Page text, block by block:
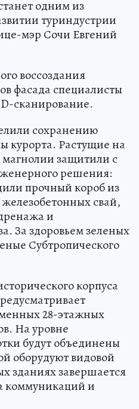
одним из
туриндустрии
мэр Сочи Евгений
воссоздания
фасада специалисты
сканирование.
сохранению
курорта. Растущие на
защитили с
решения:
прочный короб из
свай,
и
За здоровьем зеленых
Субтропического
корпуса
28-этажных
На уровне
будут объединены
оборудуют видовой
зданиях завершается
коммуникаций и